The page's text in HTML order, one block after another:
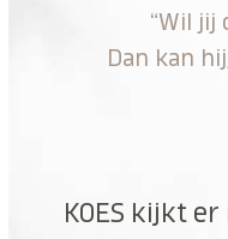
“Wil jij
Dan kan
KOES kijkt